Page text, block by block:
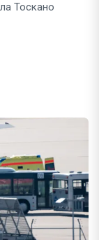
Тоскано